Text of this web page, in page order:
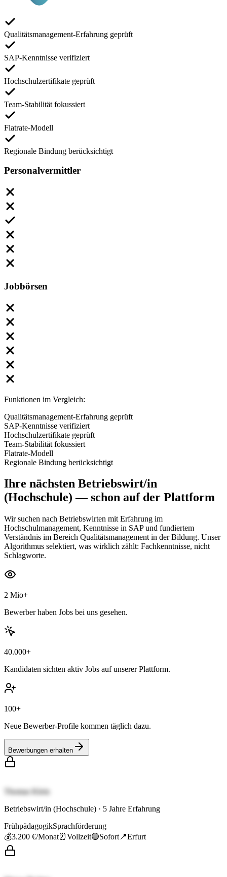
Qualitätsmanagement-Erfahrung geprüft
SAP-Kenntnisse verifiziert
Hochschulzertifikate geprüft
Team-Stabilität fokussiert
Flatrate-Modell
Regionale Bindung berücksichtigt
Personalvermittler
Jobbörsen
Funktionen im Vergleich:
Qualitätsmanagement-Erfahrung geprüft
SAP-Kenntnisse verifiziert
Hochschulzertifikate geprüft
Team-Stabilität fokussiert
Flatrate-Modell
Regionale Bindung berücksichtigt
Ihre nächsten Betriebswirt/in
(Hochschule) — schon auf der Plattform
Wir suchen nach Betriebswirten mit Erfahrung im
Hochschulmanagement, Kenntnisse in SAP und fundiertem
Verständnis im Bereich Qualitätsmanagement in der Bildung. Unser
Algorithmus selektiert, was wirklich zählt: Fachkenntnisse, nicht
Schlagworte.
2 Mio+
Bewerber haben Jobs bei uns gesehen.
40.000+
Kandidaten sichten aktiv Jobs auf unserer Plattform.
100+
Neue Bewerber-Profile kommen täglich dazu.
Bewerbungen erhalten
Thomas Klein
Betriebswirt/in (Hochschule) · 5 Jahre Erfahrung
FrühpädagogikSprachförderung
💰3.200 €/Monat⏰Vollzeit🟢Sofort 📍Erfurt